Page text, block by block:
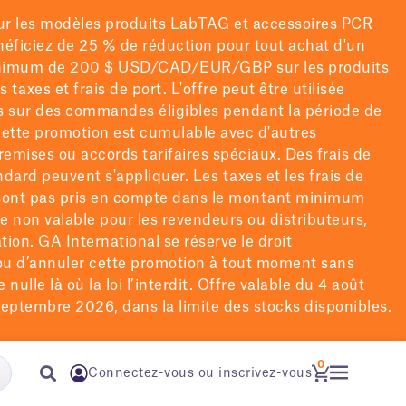
les modèles produits LabTAG et accessoires PCR
de 25 % de réduction pour tout achat d'un
de 200 $ USD/CAD/EUR/GBP sur les produits
taxes et frais de port. L'offre peut être utilisée
sur des commandes éligibles pendant la période de
promotion est cumulable avec d'autres
ou accords tarifaires spéciaux. Des frais de
peuvent s'appliquer. Les taxes et les frais de
pas pris en compte dans le montant minimum
non valable pour les revendeurs ou distributeurs,
GA International se réserve le droit
d’annuler cette promotion à tout moment sans
nulle là où la loi l’interdit. Offre valable du 4 août
2026, dans la limite des stocks disponibles.
Connectez-vous ou inscrivez-vous
0